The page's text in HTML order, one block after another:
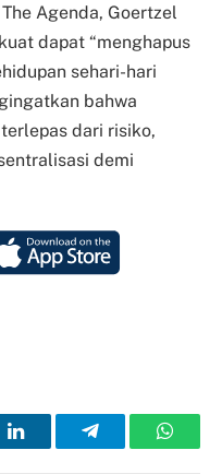
Agenda, Goertzel
dapat “menghapus
sehari-hari
bahwa
dari risiko,
demi
LinkedInTelegram